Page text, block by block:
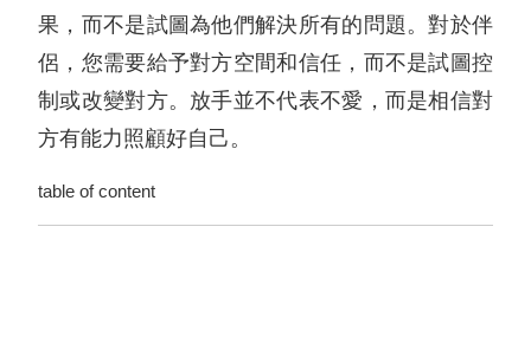
果，而不是試圖為他們解決所有的問題。對於伴
侶，您需要給予對方空間和信任，而不是試圖控
制或改變對方。放手並不代表不愛，而是相信對
方有能力照顧好自己。
table of content